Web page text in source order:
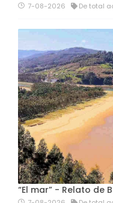
7-08-2026 De total
“El mar” - Relato de